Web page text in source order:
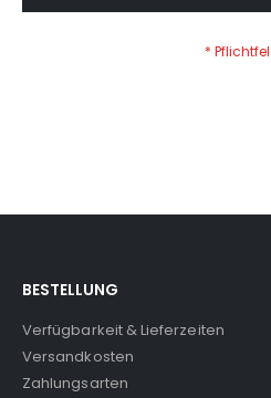
BESTELLUNG
Verfügbarkeit & Lieferzeiten
Versandkosten
Zahlungsarten